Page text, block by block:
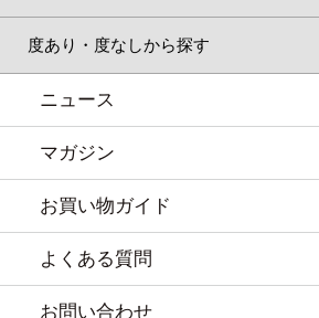
度あり・度なしから探す
ニュース
マガジン
お買い物ガイド
よくある質問
お問い合わせ